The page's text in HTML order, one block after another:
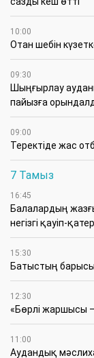
10:00
Отан шебін
09:30
​Шыңғырлау
пайызға
09:00
​Теректіде жас
7 Тамыз
16:45
Балалардың
негізгі қауіп-
15:30
Батыстың
12:30
«Бөрлі жаршысы
11:00
Аудандық